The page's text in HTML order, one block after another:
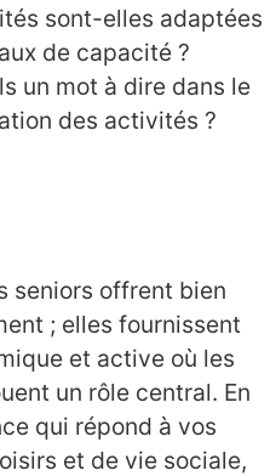
sont-elles adaptées
de capacité ?
un mot à dire dans le
des activités ?
seniors offrent bien
; elles fournissent
et active où les
un rôle central. En
qui répond à vos
et de vie sociale,